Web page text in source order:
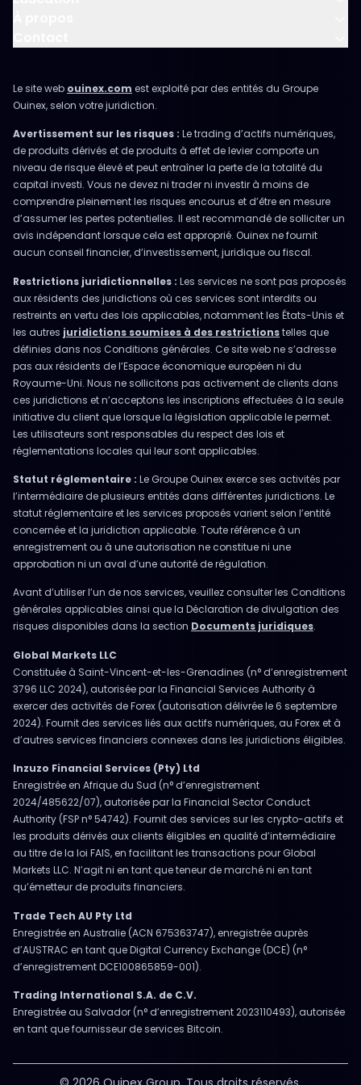
Le site web ouinex.com est exploité par des entités du Groupe
Ouinex, selon votre juridiction.
Avertissement sur les risques : Le trading d’actifs numériques,
de produits dérivés et de produits à effet de levier comporte un
niveau de risque élevé et peut entraîner la perte de la totalité du
capital investi. Vous ne devez ni trader ni investir à moins de
comprendre pleinement les risques encourus et d’être en mesure
d’assumer les pertes potentielles. Il est recommandé de solliciter un
avis indépendant lorsque cela est approprié. Ouinex ne fournit
aucun conseil financier, d’investissement, juridique ou fiscal.
Restrictions juridictionnelles : Les services ne sont pas proposés
aux résidents des juridictions où ces services sont interdits ou
restreints en vertu des lois applicables, notamment les États-Unis et
les autres juridictions soumises à des restrictionstelles que
définies dans nos Conditions générales. Ce site web ne s’adresse
pas aux résidents de l’Espace économique européen ni du
Royaume-Uni. Nous ne sollicitons pas activement de clients dans
ces juridictions et n’acceptons les inscriptions effectuées à la seule
initiative du client que lorsque la législation applicable le permet.
Les utilisateurs sont responsables du respect des lois et
réglementations locales qui leur sont applicables.
Statut réglementaire : Le Groupe Ouinex exerce ses activités par
l’intermédiaire de plusieurs entités dans différentes juridictions. Le
statut réglementaire et les services proposés varient selon l’entité
concernée et la juridiction applicable. Toute référence à un
enregistrement ou à une autorisation ne constitue ni une
approbation ni un aval d’une autorité de régulation.
Avant d’utiliser l’un de nos services, veuillez consulter les Conditions
générales applicables ainsi que la Déclaration de divulgation des
risques disponibles dans la section Documents juridiques.
Global Markets LLC
Constituée à Saint-Vincent-et-les-Grenadines (n° d’enregistrement
3796 LLC 2024), autorisée par la Financial Services Authority à
exercer des activités de Forex (autorisation délivrée le 6 septembre
2024). Fournit des services liés aux actifs numériques, au Forex et à
d’autres services financiers connexes dans les juridictions éligibles.
Inzuzo Financial Services (Pty) Ltd
Enregistrée en Afrique du Sud (n° d’enregistrement
2024/485622/07), autorisée par la Financial Sector Conduct
Authority (FSP n° 54742). Fournit des services sur les crypto-actifs et
les produits dérivés aux clients éligibles en qualité d’intermédiaire
au titre de la loi FAIS, en facilitant les transactions pour Global
Markets LLC. N’agit ni en tant que teneur de marché ni en tant
qu’émetteur de produits financiers.
Trade Tech AU Pty Ltd
Enregistrée en Australie (ACN 675363747), enregistrée auprès
d’AUSTRAC en tant que Digital Currency Exchange (DCE) (n°
d’enregistrement DCE100865859-001).
Trading International S.A. de C.V.
Enregistrée au Salvador (n° d’enregistrement 2023110493), autorisée
en tant que fournisseur de services Bitcoin.